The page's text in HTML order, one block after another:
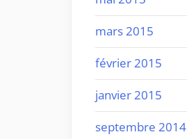
mars 2015
février 2015
janvier 2015
septembre 2014